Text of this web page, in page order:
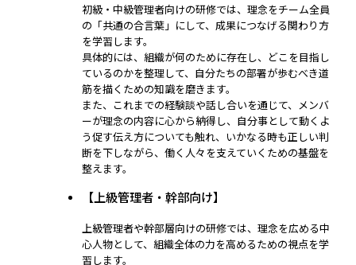
初級・中級管理者向けの研修では、理念をチーム全員
の「共通の合言葉」にして、成果につなげる関わり方
を学習します。
具体的には、組織が何のために存在し、どこを目指し
ているのかを整理して、自分たちの部署が歩むべき道
筋を描くための知識を磨きます。
また、これまでの経験談や話し合いを通じて、メンバ
ーが理念の内容に心から納得し、自分事として動くよ
う促す伝え方についても触れ、いかなる時も正しい判
断を下しながら、働く人々を支えていくための基盤を
整えます。
【上級管理者・幹部向け】
上級管理者や幹部層向けの研修では、理念を広める中
心人物として、組織全体の力を高めるための視点を学
習します。